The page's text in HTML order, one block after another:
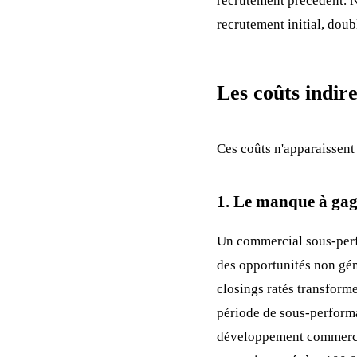
recrutement initial,
Les coûts
Ces coûts
1. Le manque à
Un commercial sous-
des opportunités non
closings ratés
période de sous-
développement